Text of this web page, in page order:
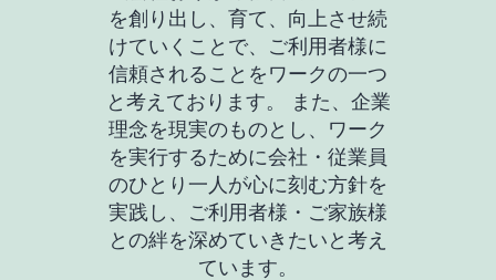
を創り出し、育て、向上させ続
けていくことで、ご利用者様に
信頼されることをワークの一つ
と考えております。 また、企業
理念を現実のものとし、ワーク
を実行するために会社・従業員
のひとり一人が心に刻む方針を
実践し、ご利用者様・ご家族様
との絆を深めていきたいと考え
ています。